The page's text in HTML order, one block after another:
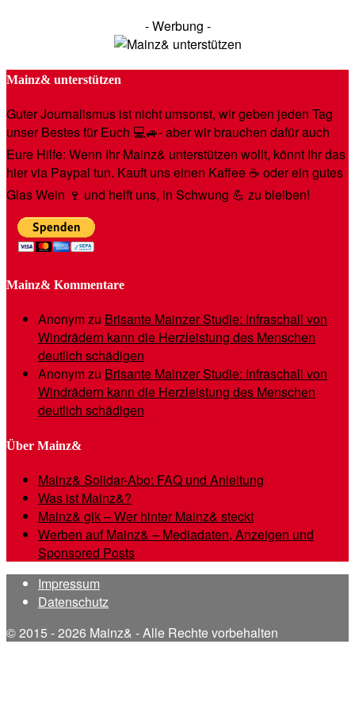
- Werbung -
Mainz& unterstützen
Guter Journalismus ist nicht umsonst, wir geben jeden Tag
unser Bestes für Euch 💻🚙- aber wir brauchen dafür auch
Eure Hilfe: Wenn Ihr Mainz& unterstützen wollt, könnt Ihr das
hier via Paypal tun. Kauft uns einen Kaffee ☕️ oder ein gutes
Glas Wein 🍷 und helft uns, in Schwung 💪 zu bleiben!
Mainz& Kommentare
Anonymzu Brisante Mainzer Studie: Infraschall von
Windrädern kann die Herzleistung des Menschen
deutlich schädigen
Anonymzu Brisante Mainzer Studie: Infraschall von
Windrädern kann die Herzleistung des Menschen
deutlich schädigen
Über Mainz&
Mainz& Solidar-Abo: FAQ und Anleitung
Was ist Mainz&?
Mainz& gik – Wer hinter Mainz& steckt
Werben auf Mainz& – Mediadaten, Anzeigen und
Sponsored Posts
Impressum
Datenschutz
© 2015 - 2026 Mainz& - Alle Rechte vorbehalten